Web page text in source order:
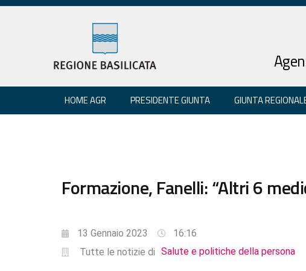
HOME AGR PRESIDENTE GIUNTA GIUNTA
Formazione, Fanelli: “Altri 6
13 Gennaio 2023
16:16
Tutte le notizie di Salute e politiche della persona